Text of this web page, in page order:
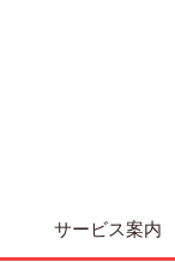
サービス案内